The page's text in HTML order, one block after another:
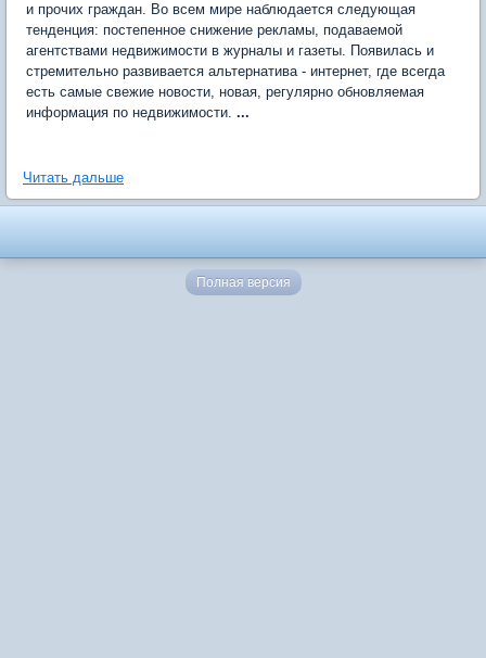
и прочих граждан. Во всем мире наблюдается следующая
тенденция: постепенное снижение рекламы, подаваемой
агентствами недвижимости в журналы и газеты. Появилась и
стремительно развивается альтернатива - интернет, где всегда
есть самые свежие новости, новая, регулярно обновляемая
информация по недвижимости. ...
Читать дальше
Полная версия